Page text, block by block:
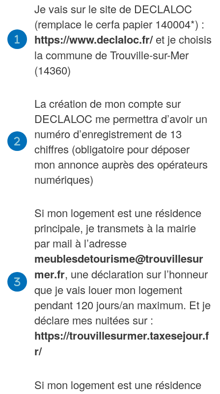
Je vais sur le site de DECLALOC
(remplace le cerfa papier 140004*) :
https://www.declaloc.fr/et je choisis
la commune de Trouville-sur-Mer
(14360)
La création de mon compte sur
DECLALOC me permettra d’avoir un
numéro d’enregistrement de 13
chiffres (obligatoire pour déposer
mon annonce auprès des opérateurs
numériques)
Si mon logement est une résidence
principale, je transmets à la mairie
par mail à l’adresse
meublesdetourisme@trouvillesur
mer.fr, une déclaration sur l’honneur
que je vais louer mon logement
pendant 120 jours/an maximum. Et je
déclare mes nuitées sur :
https://trouvillesurmer.taxesejour.f
r/
Si mon logement est une résidence